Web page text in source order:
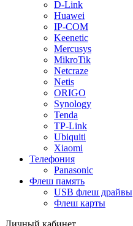
D-Link
Huawei
IP-COM
Keenetic
Mercusys
MikroTik
Netcraze
Netis
ORIGO
Synology
Tenda
TP-Link
Ubiquiti
Xiaomi
Телефония
Panasonic
Флеш память
USB флеш драйвы
Флеш карты
Личный кабинет